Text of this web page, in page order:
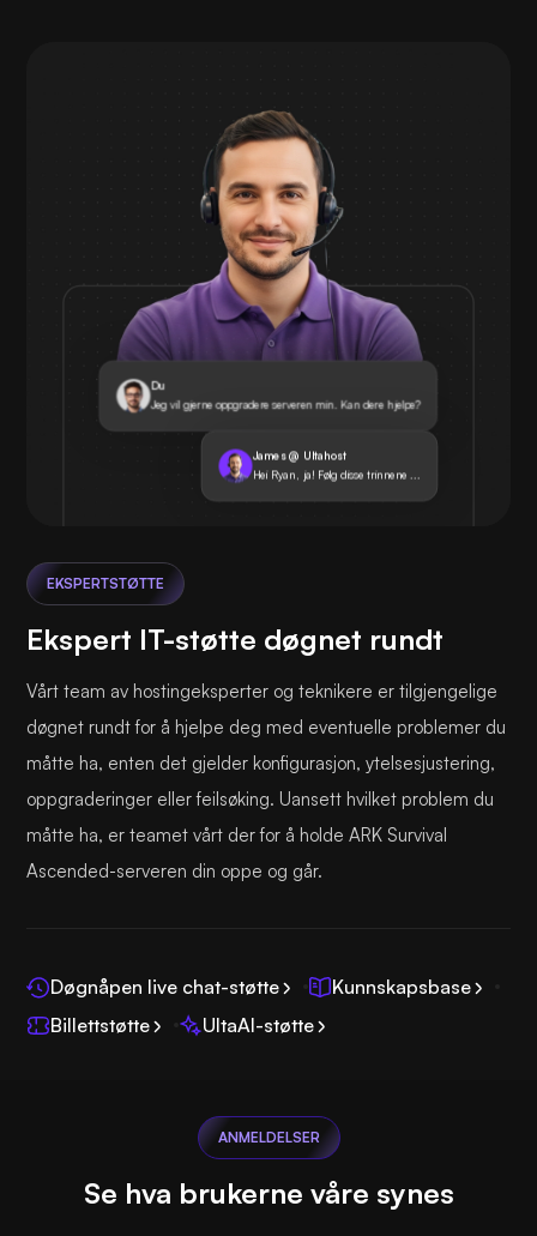
Du
Jeg vil gjerne oppgradere serveren min. Kan dere hjelpe?
James @ Ultahost
Hei Ryan, ja! Følg disse trinnene ...
EKSPERTSTØTTE
Ekspert IT-støtte døgnet rundt
Vårt team av hostingeksperter og teknikere er tilgjengelige
døgnet rundt for å hjelpe deg med eventuelle problemer du
måtte ha, enten det gjelder konfigurasjon, ytelsesjustering,
oppgraderinger eller feilsøking. Uansett hvilket problem du
måtte ha, er teamet vårt der for å holde ARK Survival
Ascended-serveren din oppe og går.
Døgnåpen live chat-støtte
Kunnskapsbase
Billettstøtte
UltaAI-støtte
ANMELDELSER
Se hva brukerne våre synes